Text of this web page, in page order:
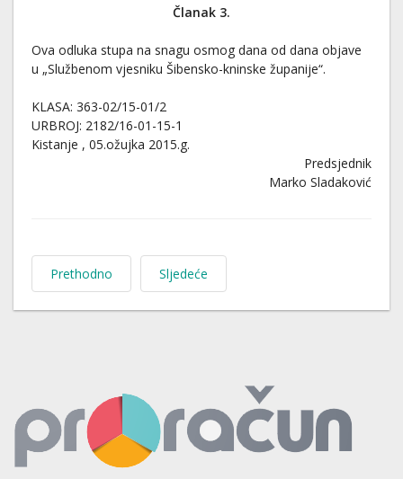
Članak 3.
Ova odluka stupa na snagu osmog dana od dana objave
u „Službenom vjesniku Šibensko-kninske županije“.
KLASA: 363-02/15-01/2
URBROJ: 2182/16-01-15-1
Kistanje , 05.ožujka 2015.g.
Predsjednik
Marko Sladaković
Prethodno Sljedeće